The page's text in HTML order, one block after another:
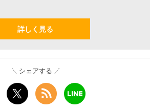
詳しく見る
シェアする